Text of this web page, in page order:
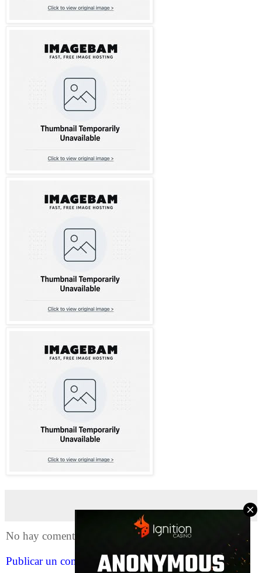
No hay comentarios:
Publicar un comentario